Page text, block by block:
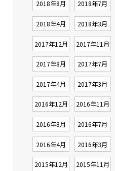
2018年8月 2018年7月
2018年4月 2018年3月
2017年12月 2017年11月
2017年8月 2017年7月
2017年4月 2017年3月
2016年12月 2016年11月
2016年8月 2016年7月
2016年4月 2016年3月
2015年12月 2015年11月